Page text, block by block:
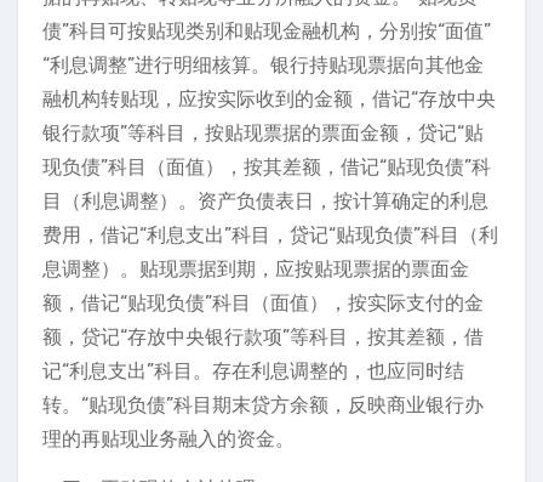
债”科目可按贴现类别和贴现金融机构，分别按“面值”
“利息调整”进行明细核算。银行持贴现票据向其他金
融机构转贴现，应按实际收到的金额，借记“存放中央
银行款项”等科目，按贴现票据的票面金额，贷记“贴
现负债”科目（面值），按其差额，借记“贴现负债”科
目（利息调整）。资产负债表日，按计算确定的利息
费用，借记“利息支出”科目，贷记“贴现负债”科目（利
息调整）。贴现票据到期，应按贴现票据的票面金
额，借记“贴现负债”科目（面值），按实际支付的金
额，贷记“存放中央银行款项”等科目，按其差额，借
记“利息支出”科目。存在利息调整的，也应同时结
转。“贴现负债”科目期末贷方余额，反映商业银行办
理的再贴现业务融入的资金。